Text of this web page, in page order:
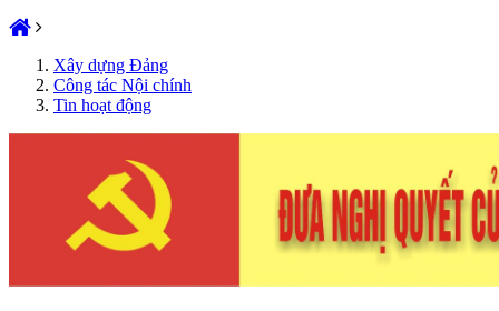
Xây dựng Đảng
Công tác Nội chính
Tin hoạt động